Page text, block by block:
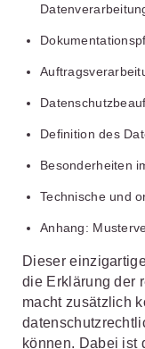
Definition des
Besonderheiten
Technische und
Anhang:
Dieser
die Erklärung der
macht zusätzlich
können. Dabei ist